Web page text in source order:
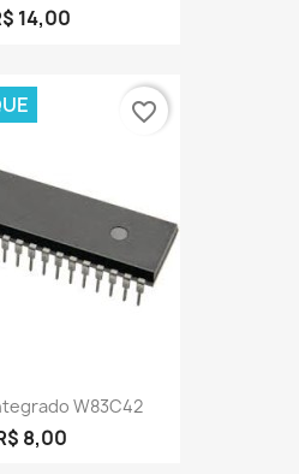
14,00
W83C42
8,00
favorite_border